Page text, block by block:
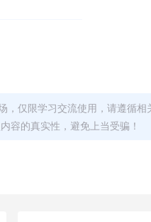
仅限学习交流使用，请遵循
容的真实性，避免上当受骗！